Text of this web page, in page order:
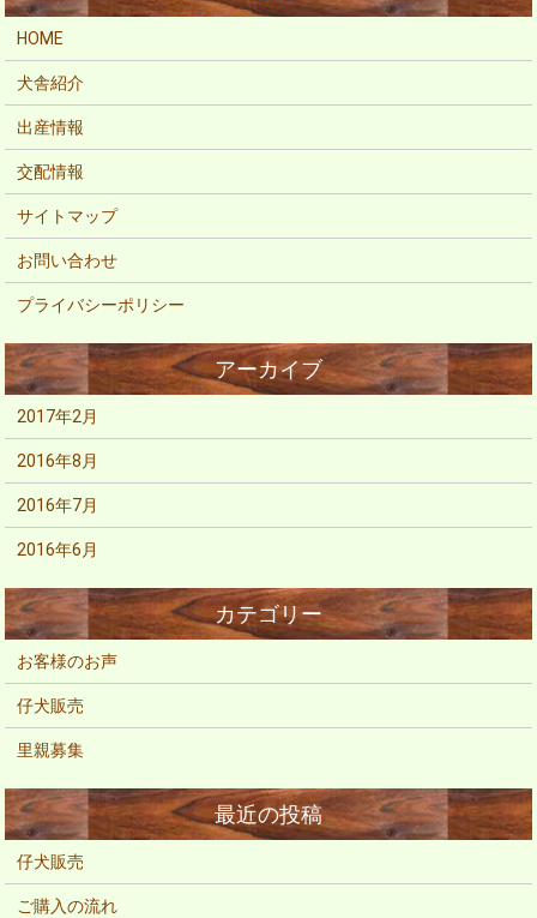
HOME
犬舎紹介
出産情報
交配情報
サイトマップ
お問い合わせ
プライバシーポリシー
2017年2月
2016年8月
2016年7月
2016年6月
お客様のお声
仔犬販売
里親募集
仔犬販売
ご購入の流れ